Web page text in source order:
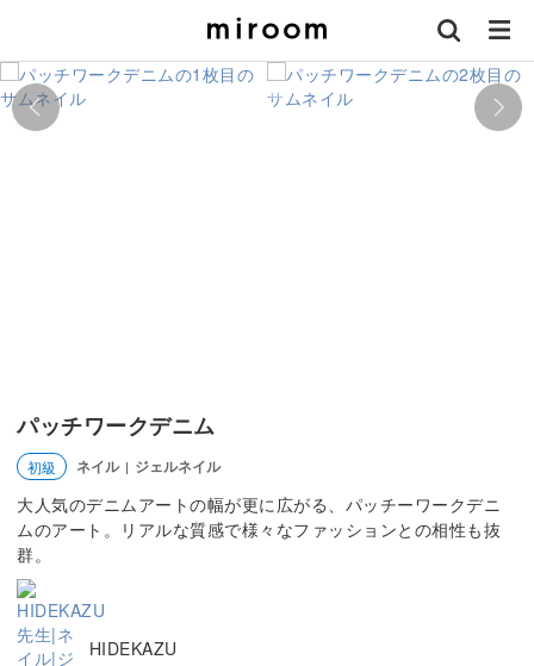
パッチワークデニム
初級 ネイル | ジェルネイル
大人気のデニムアートの幅が更に広がる、パッチーワークデニ
ムのアート。リアルな質感で様々なファッションとの相性も抜
群。
HIDEKAZU